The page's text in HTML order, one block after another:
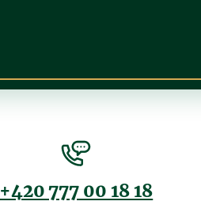
+420 777 00 18 18